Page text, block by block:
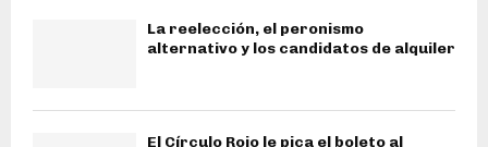
La reelección, el peronismo
alternativo y los candidatos de alquiler
El Círculo Rojo le pica el boleto al